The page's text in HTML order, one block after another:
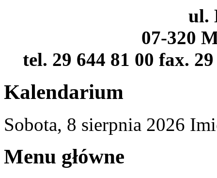
ul.
07-320
tel. 29 644 81 00 fax.
Kalendarium
Sobota, 8 sierpnia 2026
Menu główne